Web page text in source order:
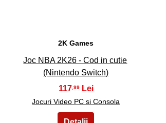
2K Games
Joc NBA 2K26 - Cod in cutie
(Nintendo Switch)
117,99
Jocuri Video PC si Consola